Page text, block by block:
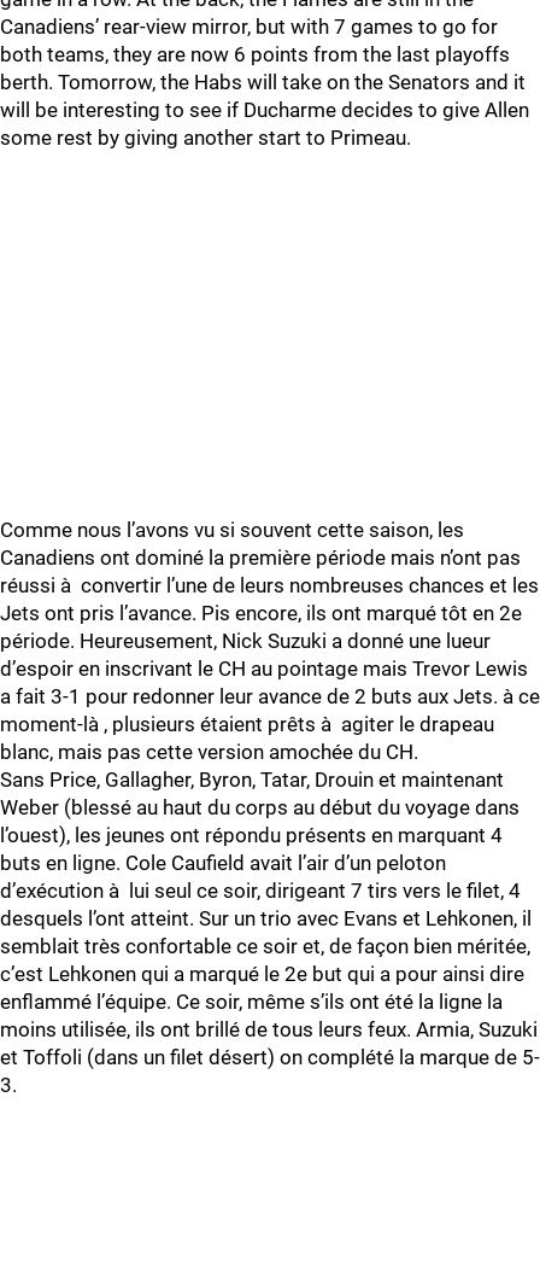
Canadiens’ rear-view mirror, but with 7 games to go for
both teams, they are now 6 points from the last playoffs
berth. Tomorrow, the Habs will take on the Senators and it
will be interesting to see if Ducharme decides to give Allen
some rest by giving another start to Primeau.
Comme nous l’avons vu si souvent cette saison, les
Canadiens ont dominé la première période mais n’ont pas
réussi à convertir l’une de leurs nombreuses chances et les
Jets ont pris l’avance. Pis encore, ils ont marqué tôt en 2e
période. Heureusement, Nick Suzuki a donné une lueur
d’espoir en inscrivant le CH au pointage mais Trevor Lewis
a fait 3-1 pour redonner leur avance de 2 buts aux Jets. à ce
moment-là , plusieurs étaient prêts à agiter le drapeau
blanc, mais pas cette version amochée du CH.
Sans Price, Gallagher, Byron, Tatar, Drouin et maintenant
Weber (blessé au haut du corps au début du voyage dans
l’ouest), les jeunes ont répondu présents en marquant 4
buts en ligne. Cole Caufield avait l’air d’un peloton
d’exécution à lui seul ce soir, dirigeant 7 tirs vers le filet, 4
desquels l’ont atteint. Sur un trio avec Evans et Lehkonen, il
semblait très confortable ce soir et, de façon bien méritée,
c’est Lehkonen qui a marqué le 2e but qui a pour ainsi dire
enflammé l’équipe. Ce soir, même s’ils ont été la ligne la
moins utilisée, ils ont brillé de tous leurs feux. Armia, Suzuki
et Toffoli (dans un filet désert) on complété la marque de 5-
3.